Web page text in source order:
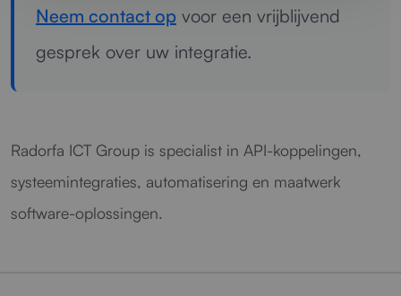
Neem contact op voor een vrijblijvend
gesprek over uw integratie.
Radorfa ICT Group is specialist in API-koppelingen,
systeemintegraties, automatisering en maatwerk
software-oplossingen.